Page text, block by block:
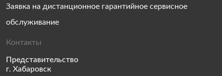
Заявка на дистанционное гарантийное сервисное
обслуживание
Контакты
Представительство
г. Хабаровск